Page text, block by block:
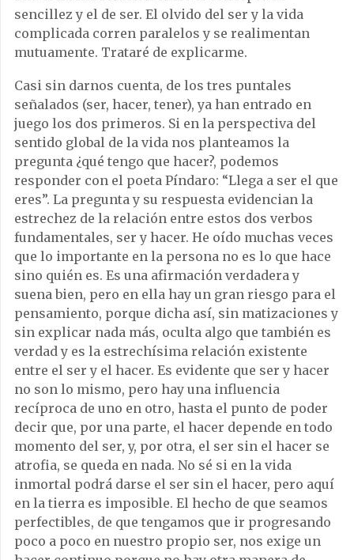
sencillez y el de ser. El olvido del ser y la vida
complicada corren paralelos y se realimentan
mutuamente. Trataré de explicarme.
Casi sin darnos cuenta, de los tres puntales
señalados (ser, hacer, tener), ya han entrado en
juego los dos primeros. Si en la perspectiva del
sentido global de la vida nos planteamos la
pregunta ¿qué tengo que hacer?, podemos
responder con el poeta Píndaro: “Llega a ser el que
eres”. La pregunta y su respuesta evidencian la
estrechez de la relación entre estos dos verbos
fundamentales, ser y hacer. He oído muchas veces
que lo importante en la persona no es lo que hace
sino quién es. Es una afirmación verdadera y
suena bien, pero en ella hay un gran riesgo para el
pensamiento, porque dicha así, sin matizaciones y
sin explicar nada más, oculta algo que también es
verdad y es la estrechísima relación existente
entre el ser y el hacer. Es evidente que ser y hacer
no son lo mismo, pero hay una influencia
recíproca de uno en otro, hasta el punto de poder
decir que, por una parte, el hacer depende en todo
momento del ser, y, por otra, el ser sin el hacer se
atrofia, se queda en nada. No sé si en la vida
inmortal podrá darse el ser sin el hacer, pero aquí
en la tierra es imposible. El hecho de que seamos
perfectibles, de que tengamos que ir progresando
poco a poco en nuestro propio ser, nos exige un